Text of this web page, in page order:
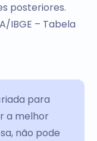
posteriores.
IBGE – Tabela
para
a melhor
não pode